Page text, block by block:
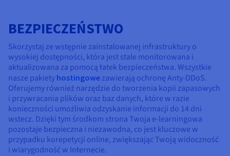
BEZPIECZEŃSTWO
Skorzystaj ze wstępnie zainstalowanej infrastruktury o
wysokiej dostępności, która jest stale monitorowana i
aktualizowana za pomocą łatek bezpieczeństwa. Wszystkie
nasze pakiety hostingowezawierają ochronę Anty-DDoS.
Oferujemy również narzędzie do tworzenia kopii zapasowych
i przywracania plików oraz baz danych, które w razie
konieczności umożliwia odzyskanie informacji do 14 dni
wstecz. Dzięki tym środkom strona Twoja e-learningowa
pozostaje bezpieczna i niezawodna, co jest kluczowe w
przypadku korepetycji online, zwiększając Twoją widoczność
i wiarygodność w Internecie.